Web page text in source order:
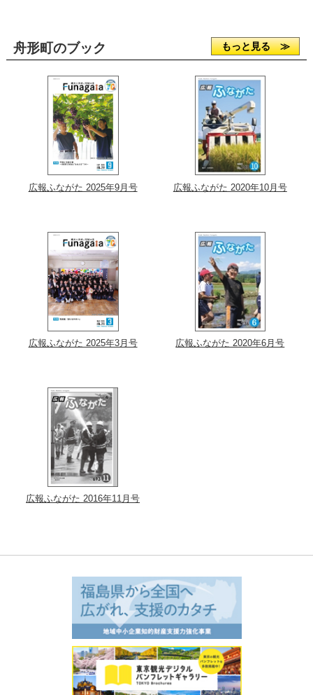
舟形町のブック もっと見る ≫
広報ふながた 2025年9月号 広報ふながた 2020年10月号
広報ふながた 2025年3月号 広報ふながた 2020年6月号
広報ふながた 2016年11月号